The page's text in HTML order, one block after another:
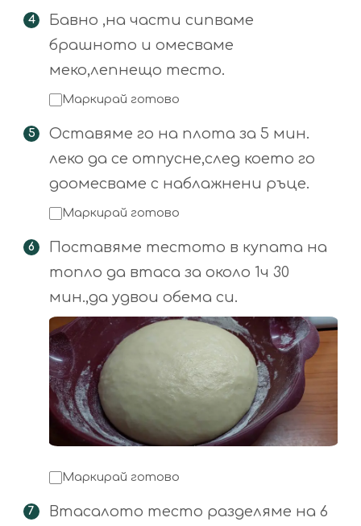
Бавно ,на части сипваме
брашното и омесваме
меко,лепнещо тесто.
Маркирай готово
Оставяме го на плота за 5 мин.
леко да се отпусне,след което го
доомесваме с наблажнени ръце.
Маркирай готово
Поставяме тестото в купата на
топло да втаса за около 1ч 30
мин.,да удвои обема си.
Маркирай готово
Втасалото тесто разделяме на 6